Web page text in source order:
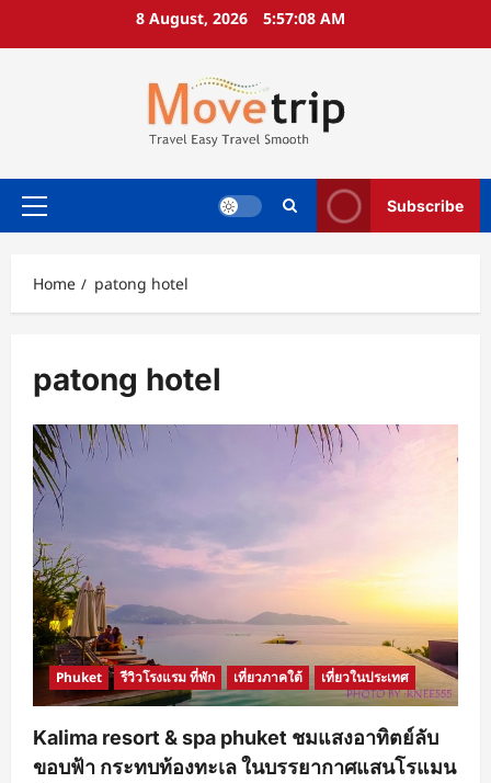
8 August, 2026 5:57:09 AM
Primary
Subscribe
Home patong hotel
patong hotel
Phuket รีวิวโรงแรม ที่พัก เที่ยวภาคใต้ เที่ยวในประเทศ
Kalima resort & spa phuket ชมแสงอาทิตย์ลับ
ขอบฟ้า กระทบท้องทะเล ในบรรยากาศแสนโรแมน